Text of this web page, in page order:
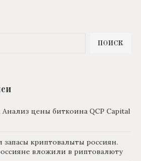
ПОИСК
цены биткоина QCP Capital
криптовалыты россиян.
вложили в риптовалюту